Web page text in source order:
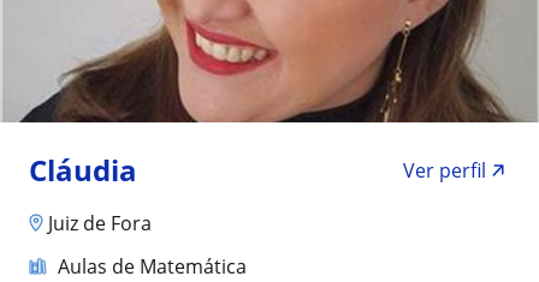
Cláudia
Ver perfil
Juiz de Fora
Aulas de Matemática